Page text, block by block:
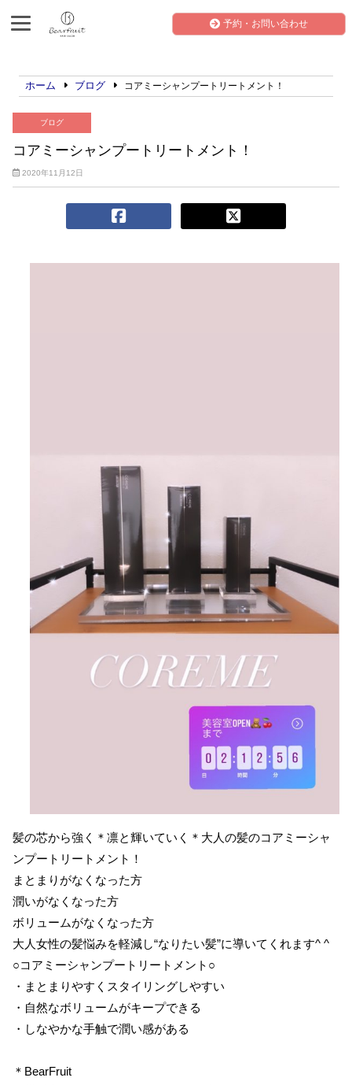
予約・お問い合わせ
ホーム ブログ コアミーシャンプートリートメント！
ブログ
コアミーシャンプートリートメント！
2020年11月12日
髪の芯から強く＊凛と輝いていく＊大人の髪のコアミーシャ
ンプートリートメント！
まとまりがなくなった方
潤いがなくなった方
ボリュームがなくなった方
大人女性の髪悩みを軽減し“なりたい髪”に導いてくれます^ ^
○コアミーシャンプートリートメント○
・まとまりやすくスタイリングしやすい
・自然なボリュームがキープできる
・しなやかな手触で潤い感がある
＊BearFruit